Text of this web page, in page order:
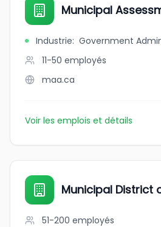
Municipal
Industrie: Government
11-50 employés
maa.ca
Voir les emplois et détails
Municipal District
51-200 employés